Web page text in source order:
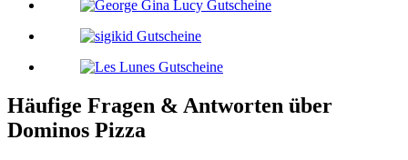
Häufige Fragen & Antworten über
Dominos Pizza